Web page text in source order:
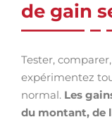
de gain
Tester,
expérimentez
normal. Les
du montant, de